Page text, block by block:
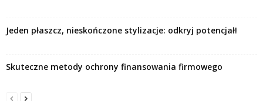
Jeden płaszcz, nieskończone stylizacje: odkryj potencjał!
Skuteczne metody ochrony finansowania firmowego